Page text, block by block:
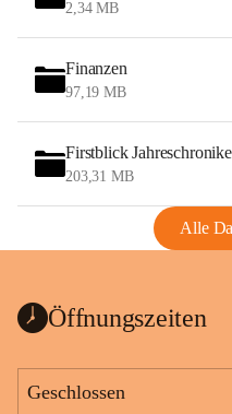
2,34 MB
Finanzen
97,19 MB
Firstblick
203,31 MB
Alle
Öffnungszeiten
Geschlossen